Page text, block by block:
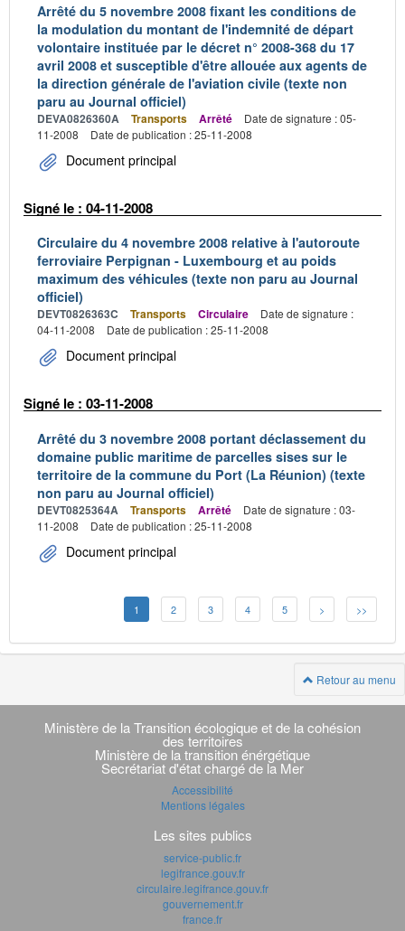
Arrêté du 5 novembre 2008 fixant les conditions de
la modulation du montant de l'indemnité de départ
volontaire instituée par le décret n° 2008-368 du 17
avril 2008 et susceptible d'être allouée aux agents de
la direction générale de l'aviation civile (texte non
paru au Journal officiel)
DEVA0826360A Transports Arrêté
Date de signature : 05-
11-2008
Date de publication : 25-11-2008
Document principal
Signé le : 04-11-2008
Circulaire du 4 novembre 2008 relative à l'autoroute
ferroviaire Perpignan - Luxembourg et au poids
maximum des véhicules (texte non paru au Journal
officiel)
DEVT0826363C Transports Circulaire
Date de signature :
04-11-2008
Date de publication : 25-11-2008
Document principal
Signé le : 03-11-2008
Arrêté du 3 novembre 2008 portant déclassement du
domaine public maritime de parcelles sises sur le
territoire de la commune du Port (La Réunion) (texte
non paru au Journal officiel)
DEVT0825364A Transports Arrêté
Date de signature : 03-
11-2008
Date de publication : 25-11-2008
Document principal
1 2 3 4 5 > >>
Retour au menu
Navigation
transverse
Ministère de la Transition écologique et de la cohésion
des territoires
Ministère de la transition énérgétique
Secrétariat d'état chargé de la Mer
Accessibilité
Mentions légales
Les sites publics
service-public.fr
legifrance.gouv.fr
circulaire.legifrance.gouv.fr
gouvernement.fr
france.fr